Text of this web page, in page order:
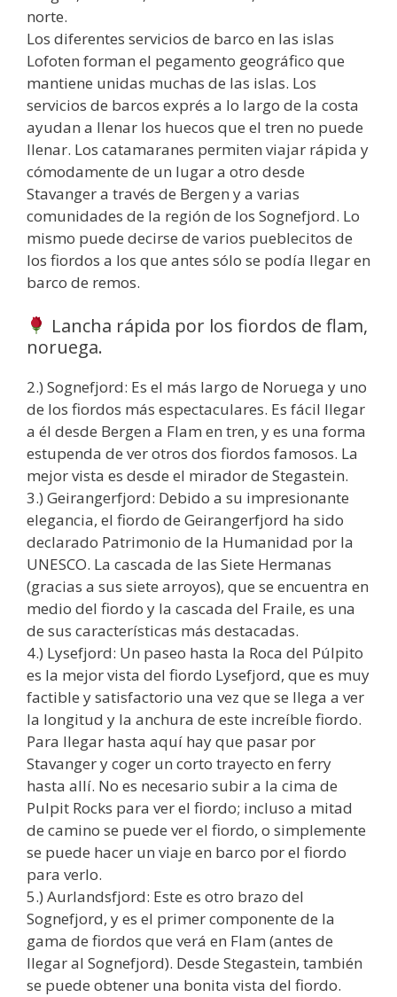
norte.
Los diferentes servicios de barco en las islas
Lofoten forman el pegamento geográfico que
mantiene unidas muchas de las islas. Los
servicios de barcos exprés a lo largo de la costa
ayudan a llenar los huecos que el tren no puede
llenar. Los catamaranes permiten viajar rápida y
cómodamente de un lugar a otro desde
Stavanger a través de Bergen y a varias
comunidades de la región de los Sognefjord. Lo
mismo puede decirse de varios pueblecitos de
los fiordos a los que antes sólo se podía llegar en
barco de remos.
Lancha rápida por los fiordos de flam,
noruega.
2.) Sognefjord: Es el más largo de Noruega y uno
de los fiordos más espectaculares. Es fácil llegar
a él desde Bergen a Flam en tren, y es una forma
estupenda de ver otros dos fiordos famosos. La
mejor vista es desde el mirador de Stegastein.
3.) Geirangerfjord: Debido a su impresionante
elegancia, el fiordo de Geirangerfjord ha sido
declarado Patrimonio de la Humanidad por la
UNESCO. La cascada de las Siete Hermanas
(gracias a sus siete arroyos), que se encuentra en
medio del fiordo y la cascada del Fraile, es una
de sus características más destacadas.
4.) Lysefjord: Un paseo hasta la Roca del Púlpito
es la mejor vista del fiordo Lysefjord, que es muy
factible y satisfactorio una vez que se llega a ver
la longitud y la anchura de este increíble fiordo.
Para llegar hasta aquí hay que pasar por
Stavanger y coger un corto trayecto en ferry
hasta allí. No es necesario subir a la cima de
Pulpit Rocks para ver el fiordo; incluso a mitad
de camino se puede ver el fiordo, o simplemente
se puede hacer un viaje en barco por el fiordo
para verlo.
5.) Aurlandsfjord: Este es otro brazo del
Sognefjord, y es el primer componente de la
gama de fiordos que verá en Flam (antes de
llegar al Sognefjord). Desde Stegastein, también
se puede obtener una bonita vista del fiordo.